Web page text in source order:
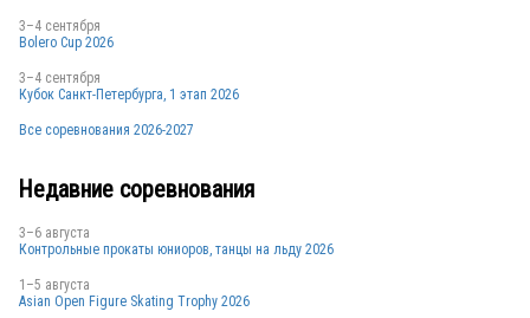
3–4 сентября
Bolero Cup 2026
3–4 сентября
Кубок Санкт-Петербурга, 1 этап 2026
Все соревнования 2026-2027
Недавние соревнования
3–6 августа
Контрольные прокаты юниоров, танцы на льду 2026
1–5 августа
Asian Open Figure Skating Trophy 2026